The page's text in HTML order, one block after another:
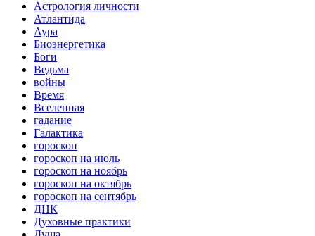
Астрология личности
Атлантида
Аура
Биоэнергетика
Боги
Ведьма
войны
Время
Вселенная
гадание
Галактика
гороскоп
гороскоп на июль
гороскоп на ноябрь
гороскоп на октябрь
гороскоп на сентябрь
ДНК
Духовные практики